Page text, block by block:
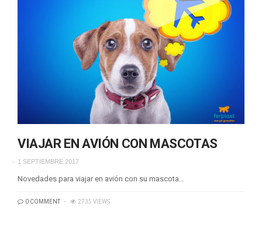
VIAJAR EN AVIÓN CON MASCOTAS
1 SEPTIEMBRE 2017
Novedades para viajar en avión con su mascota…
0 COMMENT 2735 VIEWS